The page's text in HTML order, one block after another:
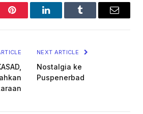
Pinterest LinkedInTumblr Email
NEXT ARTICLE
Nostalgia ke
Puspenerbad